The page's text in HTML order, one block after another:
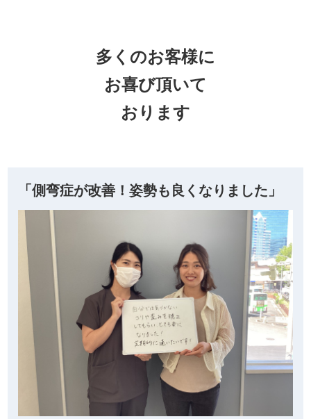
多くのお客様に
お喜び頂いて
おります
「側弯症が改善！姿勢も良くなりました」